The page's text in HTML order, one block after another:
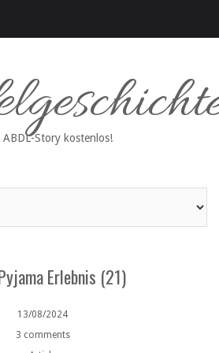
ABDL-Story kostenlos!
Erlebnis (21)
13/08/2024
3 comments